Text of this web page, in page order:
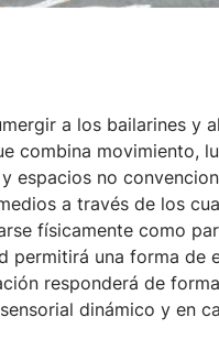
a los bailarines y
combina movimiento,
espacios no
a través de los
físicamente como
permitirá una forma de
responderá de
dinámico y en